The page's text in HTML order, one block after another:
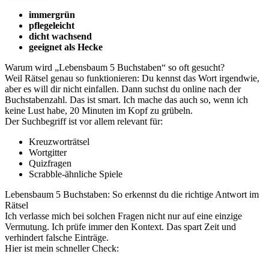
immergrün
pflegeleicht
dicht wachsend
geeignet als Hecke
Warum wird „Lebensbaum 5 Buchstaben“ so oft gesucht?
Weil Rätsel genau so funktionieren: Du kennst das Wort irgendwie,
aber es will dir nicht einfallen. Dann suchst du online nach der
Buchstabenzahl. Das ist smart. Ich mache das auch so, wenn ich
keine Lust habe, 20 Minuten im Kopf zu grübeln.
Der Suchbegriff ist vor allem relevant für:
Kreuzworträtsel
Wortgitter
Quizfragen
Scrabble-ähnliche Spiele
Lebensbaum 5 Buchstaben: So erkennst du die richtige Antwort im
Rätsel
Ich verlasse mich bei solchen Fragen nicht nur auf eine einzige
Vermutung. Ich prüfe immer den Kontext. Das spart Zeit und
verhindert falsche Einträge.
Hier ist mein schneller Check: